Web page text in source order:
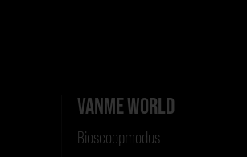
VANME WORLD
Bioscoopmodus